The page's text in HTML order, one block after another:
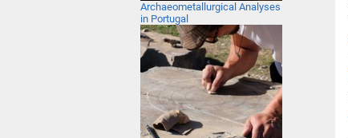
Archaeometallurgical Analyses
in Portugal